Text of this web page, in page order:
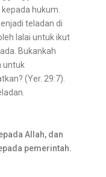
hukum.
teladan di
lalai untuk ikut
Bukankah
untuk
(Yer. 29:7).
Allah, dan
pemerintah.